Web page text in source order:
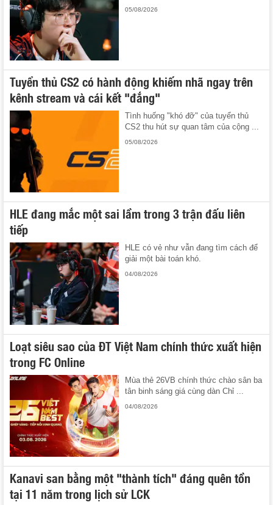
05/08/2026
Tuyển thủ CS2 có hành động khiếm nhã ngay trên
kênh stream và cái kết "đắng"
Tình huống "khó đỡ" của tuyển thủ
CS2 thu hút sự quan tâm của cộng ...
05/08/2026
HLE đang mắc một sai lầm trong 3 trận đấu liên
tiếp
HLE có vẻ như vẫn đang tìm cách để
giải một bài toán khó.
04/08/2026
Loạt siêu sao của ĐT Việt Nam chính thức xuất hiện
trong FC Online
Mùa thẻ 26VB chính thức chào sân ba
tân binh sáng giá cùng dàn Chỉ ...
04/08/2026
Kanavi san bằng một "thành tích" đáng quên tồn
tại 11 năm trong lịch sử LCK